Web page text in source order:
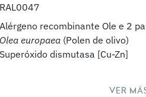
RAL0047
Alérgeno recombinante Ole e 2
Olea europaea (Polen de olivo)
Superóxido dismutasa [Cu-Zn]
VER